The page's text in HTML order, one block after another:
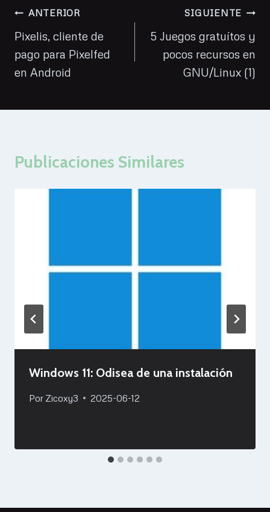
Navegación
de
entradas
ANTERIOR
Pixelis, cliente de
pago para Pixelfed
en Android
SIGUIENTE
5 Juegos gratuítos y
pocos recursos en
GNU/Linux (1)
Publicaciones Similares
Windows 11: Odisea de una instalación
Por Zicoxy3 2025-06-12